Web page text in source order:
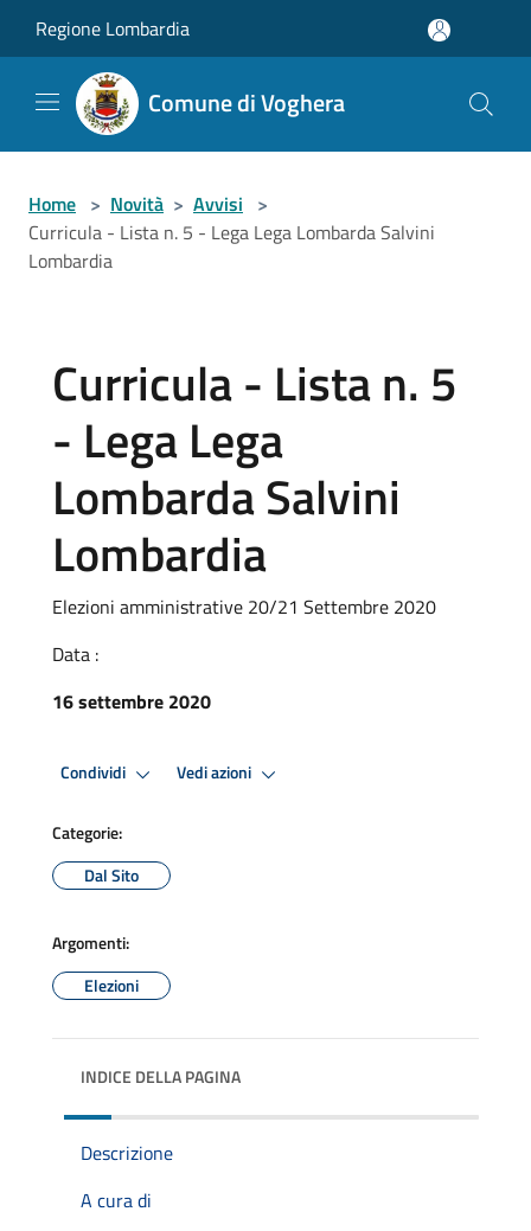
Regione Lombardia
Comune di Voghera
Home > Novità > Avvisi >
Curricula - Lista n. 5 - Lega Lega Lombarda Salvini
Lombardia
Curricula - Lista n. 5
- Lega Lega
Lombarda Salvini
Lombardia
Elezioni amministrative 20/21 Settembre 2020
Data :
16 settembre 2020
Condividi Vedi azioni
Categorie:
Dal Sito
Argomenti:
Elezioni
INDICE DELLA PAGINA
Descrizione
A cura di